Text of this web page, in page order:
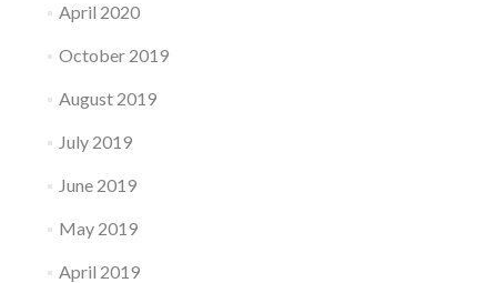
April 2020
October 2019
August 2019
July 2019
June 2019
May 2019
April 2019